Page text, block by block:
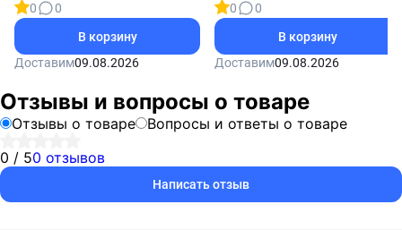
0
0
В корзину
Доставим09.08.2026
0
0
В корзину
Доставим09.08.2026
Отзывы и вопросы о товаре
Отзывы о товаре
Вопросы и ответы о товаре
0 / 50 отзывов
Написать отзыв